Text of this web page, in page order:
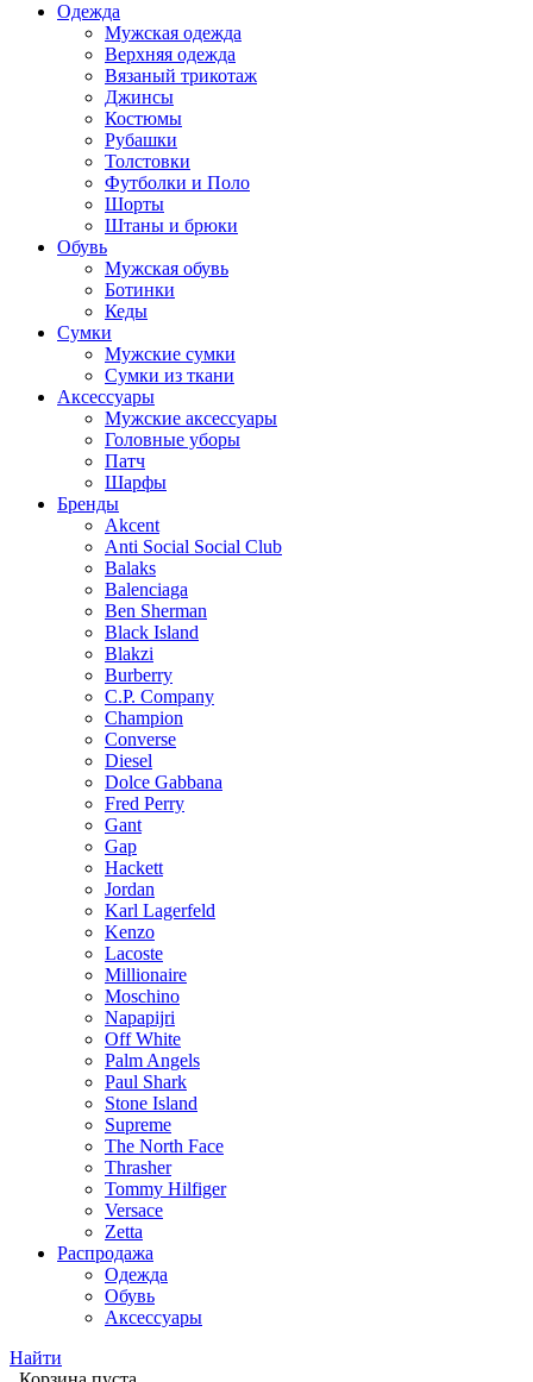
Одежда
Мужская одежда
Верхняя одежда
Вязаный трикотаж
Джинсы
Костюмы
Рубашки
Толстовки
Футболки и Поло
Шорты
Штаны и брюки
Обувь
Мужская обувь
Ботинки
Кеды
Сумки
Мужские сумки
Сумки из ткани
Аксессуары
Мужские аксессуары
Головные уборы
Патч
Шарфы
Бренды
Akcent
Anti Social Social Club
Balaks
Balenciaga
Ben Sherman
Black Island
Blakzi
Burberry
C.P. Company
Champion
Converse
Diesel
Dolce Gabbana
Fred Perry
Gant
Gap
Hackett
Jordan
Karl Lagerfeld
Kenzo
Lacoste
Millionaire
Moschino
Napapijri
Off White
Palm Angels
Paul Shark
Stone Island
Supreme
The North Face
Thrasher
Tommy Hilfiger
Versace
Zetta
Распродажа
Одежда
Обувь
Аксессуары
Найти